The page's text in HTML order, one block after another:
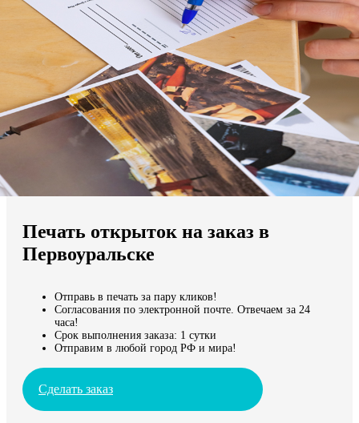
Мы доставляем по всему миру
Продолжить без города
Печать открыток на заказ в
Первоуральске
Отправь в печать за пару кликов!
Согласования по электронной почте. Отвечаем за 24
часа!
Срок выполнения заказа: 1 сутки
Отправим в любой город РФ и мира!
Сделать заказ